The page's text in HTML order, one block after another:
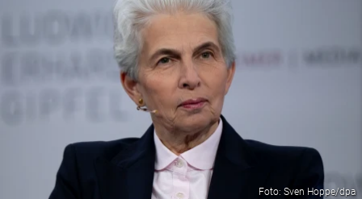
Foto: Sven Hoppe/dpa